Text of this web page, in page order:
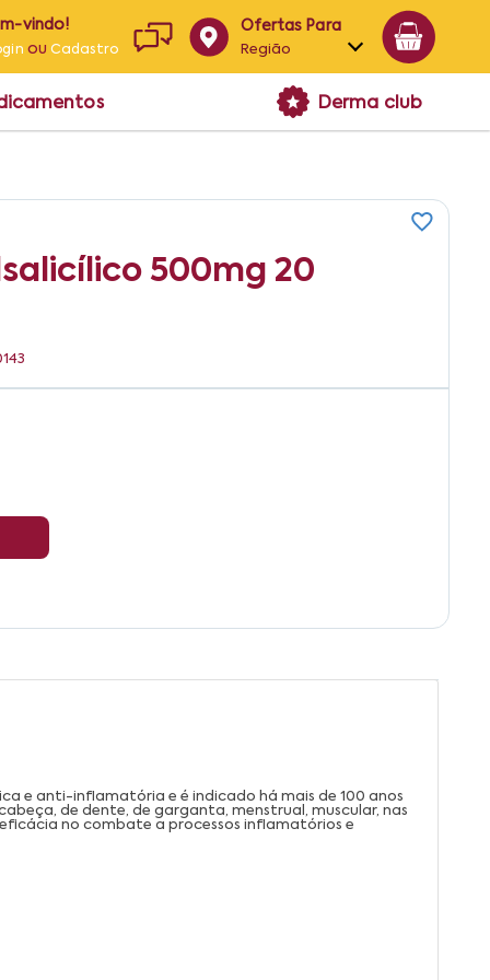
vindo!
ouCadastro
Ofertas Para
Região
Alagoas
Derma club
500mg 20
e anti-inflamatória e é indicado há mais de 100 anos
de dente, de garganta, menstrual, muscular, nas
no combate a processos inflamatórios e